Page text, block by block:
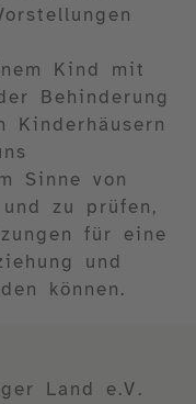
Kind mit
Behinderung
Sinne von
zu prüfen,
für eine
und
können.
Land e.V.